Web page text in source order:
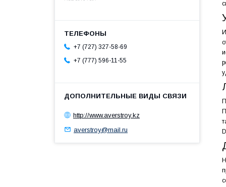
+7 (727) 327-58-69
+7 (777) 596-11-55
http://www.averstroy.kz
averstroy@mail.ru